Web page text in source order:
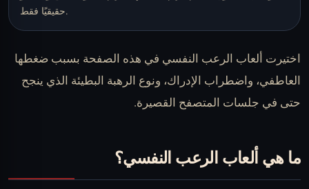
حقيقيًا فقط.
اختيرت ألعاب الرعب النفسي في هذه الصفحة بسبب ضغطها
العاطفي، واضطراب الإدراك، ونوع الرهبة البطيئة الذي ينجح
حتى في جلسات المتصفح القصيرة.
ما هي ألعاب الرعب النفسي؟